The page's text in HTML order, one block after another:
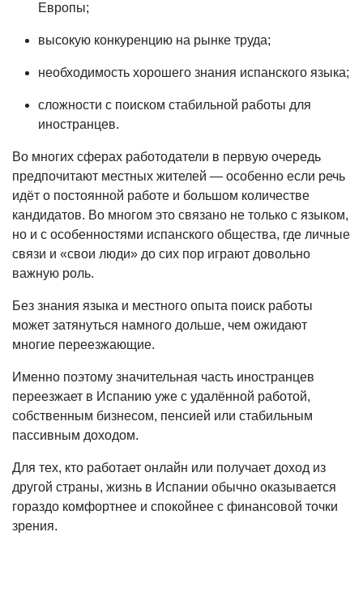
Европы;
высокую конкуренцию на рынке труда;
необходимость хорошего знания испанского языка;
сложности с поиском стабильной работы для
иностранцев.
Во многих сферах работодатели в первую очередь
предпочитают местных жителей — особенно если речь
идёт о постоянной работе и большом количестве
кандидатов. Во многом это связано не только с языком,
но и с особенностями испанского общества, где личные
связи и «свои люди» до сих пор играют довольно
важную роль.
Без знания языка и местного опыта поиск работы
может затянуться намного дольше, чем ожидают
многие переезжающие.
Именно поэтому значительная часть иностранцев
переезжает в Испанию уже с удалённой работой,
собственным бизнесом, пенсией или стабильным
пассивным доходом.
Для тех, кто работает онлайн или получает доход из
другой страны, жизнь в Испании обычно оказывается
гораздо комфортнее и спокойнее с финансовой точки
зрения.